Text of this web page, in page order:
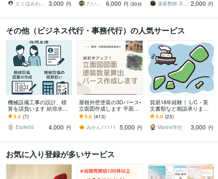
かお悩みの方 歓迎
とくほみわ 人事歴20年以上の社労士
3,000 円
だい先生 ➡︎ ギフテッド（IQ142）
6,000 円 /30分
ディング
達眞塾師 天照 風龍 2,000 円
その他（ビジネス代行・事務代行）の人気サービス
機械設備工事の設計、積
算を請負います 給排水、
空調設備の設計や積算業
務を請負います
5.0 (7)
Etoile55
4,000 円
屋根外壁塗装の3Dパース•
立面図作成します 平面図
から！パース作成、建築
数量算出！6点セット
5.0 (413)
みかん11111
5,000 円
貿易18年経験！ L/C・英
文書類など相談承ります
～初めてでも安心、輸出
現場で培った知識で全般
サポート～
5.0 (23)
Marine学社
3,000 円
お気に入り登録が多いサービス